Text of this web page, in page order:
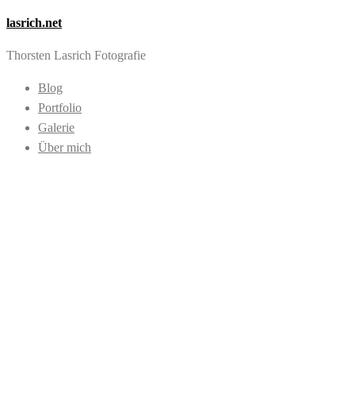
lasrich.net
Thorsten Lasrich Fotografie
Blog
Portfolio
Galerie
Über mich